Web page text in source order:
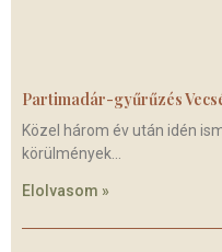
Partimadár-gyűrűzés
Közel három év után idén
körülmények
Elolvasom »